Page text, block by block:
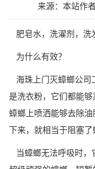
来源：本站作
肥皂水，洗濯剂，洗
为什么有效？
海珠上门灭蟑螂公司
是洗衣粉，它们都能
蟑螂上喷洒能够去除
下来，就相当于阻塞了
当蟑螂无法呼吸时，